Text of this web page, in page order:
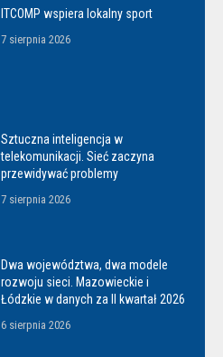
ITCOMP wspiera lokalny sport
7 sierpnia 2026
Sztuczna inteligencja w
telekomunikacji. Sieć zaczyna
przewidywać problemy
7 sierpnia 2026
Dwa województwa, dwa modele
rozwoju sieci. Mazowieckie i
Łódzkie w danych za II kwartał 2026
6 sierpnia 2026